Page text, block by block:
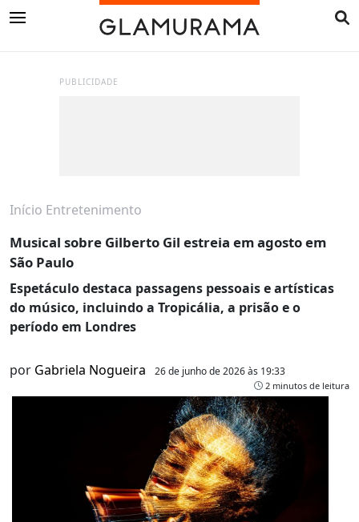
PUBLICIDADE
Início Entretenimento
Musical sobre Gilberto Gil estreia em agosto em
São Paulo
Espetáculo destaca passagens pessoais e artísticas
do músico, incluindo a Tropicália, a prisão e o
período em Londres
por Gabriela Nogueira 26 de junho de 2026 às 19:33
2 minutos de leitura